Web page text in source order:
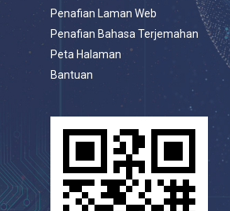
Penafian Laman Web
Penafian Bahasa Terjemahan
Peta Halaman
Bantuan